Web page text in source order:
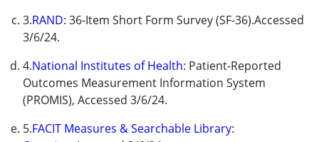
3.RAND: 36-Item Short Form Survey (SF-36).Accessed
3/6/24.
4.National Institutes of Health: Patient-Reported
Outcomes Measurement Information System
(PROMIS), Accessed 3/6/24.
5.FACIT Measures & Searchable Library: